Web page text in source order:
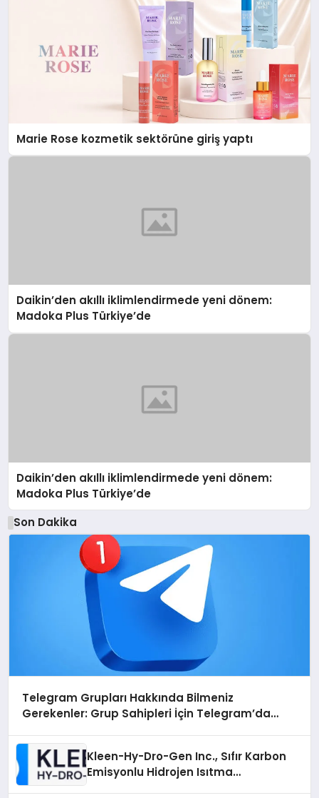
Marie Rose kozmetik sektörüne giriş yaptı
Daikin’den akıllı iklimlendirmede yeni dönem:
Madoka Plus Türkiye’de
Daikin’den akıllı iklimlendirmede yeni dönem:
Madoka Plus Türkiye’de
Son Dakika
Telegram Grupları Hakkında Bilmeniz
Gerekenler: Grup Sahipleri İçin Telegram’da
Kleen-Hy-Dro-Gen Inc., Sıfır Karbon
Emisyonlu Hidrojen Isıtma